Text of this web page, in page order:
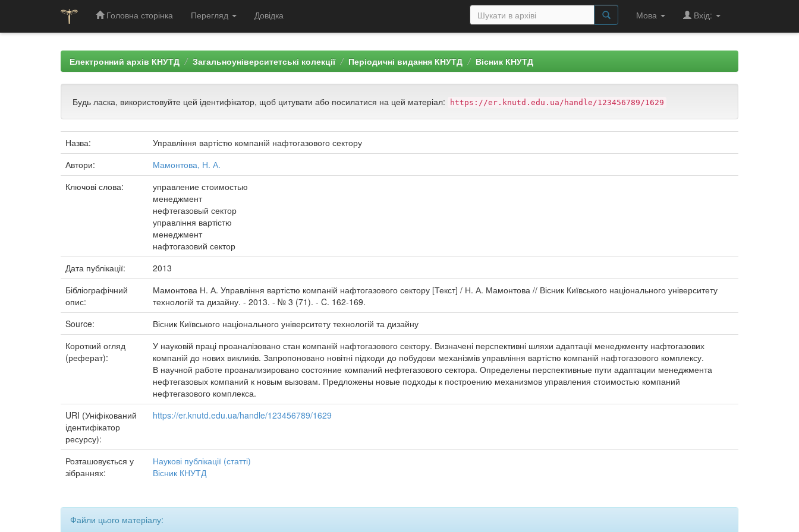
Головна сторінка Перегляд Довідка Мова Вхід:
Електронний архів КНУТД Загальноуніверситетські колекції Періодичні видання КНУТД Вісник КНУТД
Будь ласка, використовуйте цей ідентифікатор, щоб цитувати або посилатися на цей матеріал: https://er.knutd.edu.ua/handle/123456789/1629
Назва:
Управління вартістю компаній нафтогазового сектору
Автори:
Мамонтова, Н. А.
Ключові слова:
управление стоимостью
менеджмент
нефтегазовый сектор
управління вартістю
менеджмент
нафтогазовий сектор
Дата публікації:
2013
Бібліографічний
опис:
Мамонтова Н. А. Управління вартістю компаній нафтогазового сектору [Текст] / Н. А. Мамонтова // Вісник Київського національного університету
технологій та дизайну. - 2013. - № 3 (71). - C. 162-169.
Source:
Вісник Київського національного університету технологій та дизайну
Короткий огляд
(реферат):
У науковій праці проаналізовано стан компаній нафтогазового сектору. Визначені перспективні шляхи адаптації менеджменту нафтогазових
компаній до нових викликів. Запропоновано новітні підходи до побудови механізмів управління вартістю компаній нафтогазового комплексу.
В научной работе проанализировано состояние компаний нефтегазового сектора. Определены перспективные пути адаптации менеджмента
нефтегазовых компаний к новым вызовам. Предложены новые подходы к построению механизмов управления стоимостью компаний
нефтегазового комплекса.
URI (Уніфікований
ідентифікатор
ресурсу):
https://er.knutd.edu.ua/handle/123456789/1629
Розташовується у
зібраннях:
Наукові публікації (статті)
Вісник КНУТД
Файли цього матеріалу: